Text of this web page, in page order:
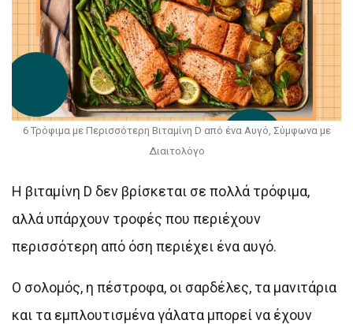
6 Τρόφιμα με Περισσότερη Βιταμίνη D από ένα Αυγό, Σύμφωνα με
Διαιτολόγο
Η βιταμίνη D δεν βρίσκεται σε πολλά τρόφιμα,
αλλά υπάρχουν τροφές που περιέχουν
περισσότερη από όση περιέχει ένα αυγό.
Ο σολομός, η πέστροφα, οι σαρδέλες, τα μανιτάρια
και τα εμπλουτισμένα γάλατα μπορεί να έχουν